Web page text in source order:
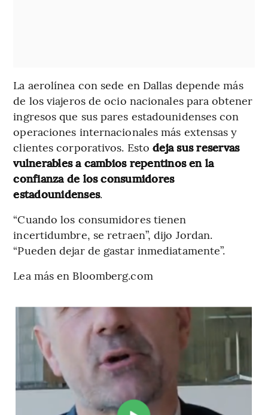
La aerolínea con sede en Dallas depende más
de los viajeros de ocio nacionales para obtener
ingresos que sus pares estadounidenses con
operaciones internacionales más extensas y
clientes corporativos. Estodeja sus reservas
vulnerables a cambios repentinos en la
confianza de los consumidores
estadounidenses.
“Cuando los consumidores tienen
incertidumbre, se retraen”, dijo Jordan.
“Pueden dejar de gastar inmediatamente”.
Lea más en Bloomberg.com